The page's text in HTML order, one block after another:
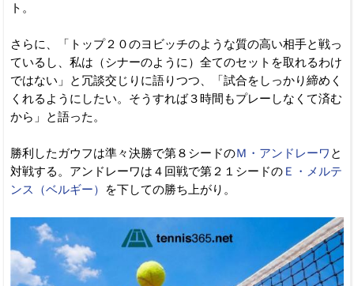
ト。
さらに、「トップ２０のヨビッチのような質の高い相手と戦っ
ているし、私は（シナーのように）全てのセットを取れるわけ
ではない」と冗談交じりに語りつつ、「試合をしっかり締めく
くれるようにしたい。そうすれば３時間もプレーしなくて済む
から」と語った。
勝利したガウフは準々決勝で第８シードのＭ・アンドレーワ と
対戦する。アンドレーワは４回戦で第２１シードの Ｅ・メルテ
ンス（ベルギー）
を下しての勝ち上がり。